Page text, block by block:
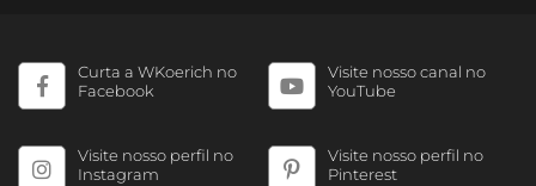
Curta a WKoerich no
Facebook
Visite nosso canal no
YouTube
Visite nosso perfil no
Instagram
Visite nosso perfil no
Pinterest